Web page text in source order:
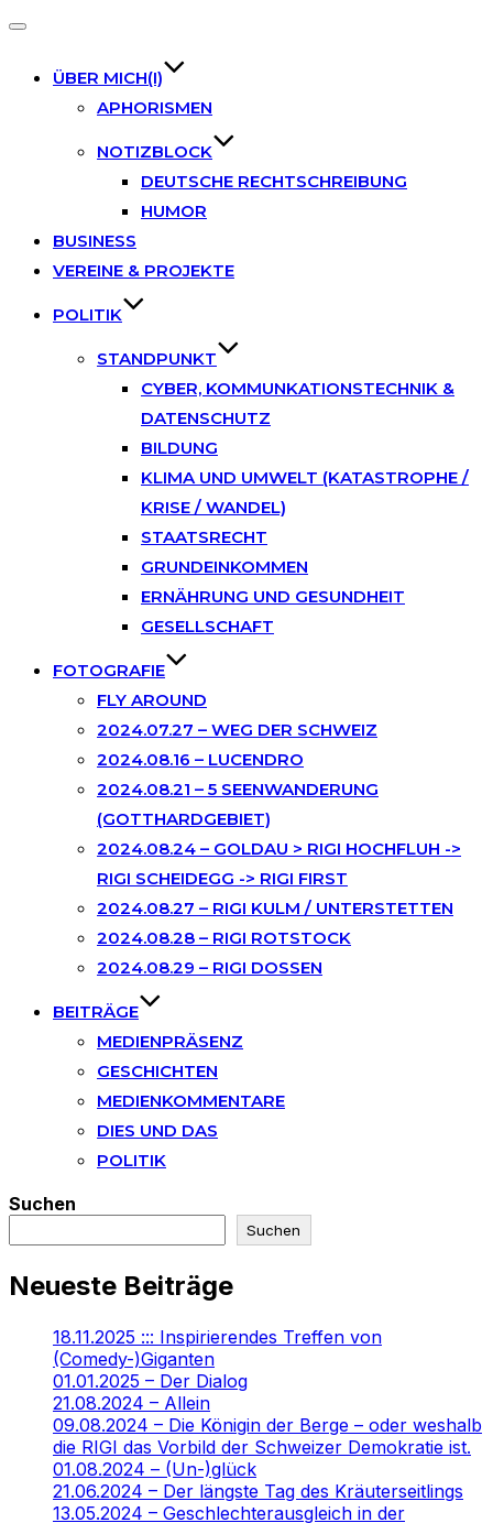
Toggle
ÜBER MICH(I)
APHORISMEN
NOTIZBLOCK
DEUTSCHE RECHTSCHREIBUNG
HUMOR
BUSINESS
VEREINE & PROJEKTE
POLITIK
STANDPUNKT
CYBER, KOMMUNKATIONSTECHNIK &
DATENSCHUTZ
BILDUNG
KLIMA UND UMWELT (KATASTROPHE /
KRISE / WANDEL)
STAATSRECHT
GRUNDEINKOMMEN
ERNÄHRUNG UND GESUNDHEIT
GESELLSCHAFT
FOTOGRAFIE
FLY AROUND
2024.07.27 – WEG DER SCHWEIZ
2024.08.16 – LUCENDRO
2024.08.21 – 5 SEENWANDERUNG
(GOTTHARDGEBIET)
2024.08.24 – GOLDAU > RIGI HOCHFLUH ->
RIGI SCHEIDEGG -> RIGI FIRST
2024.08.27 – RIGI KULM / UNTERSTETTEN
2024.08.28 – RIGI ROTSTOCK
2024.08.29 – RIGI DOSSEN
BEITRÄGE
MEDIENPRÄSENZ
GESCHICHTEN
MEDIENKOMMENTARE
DIES UND DAS
POLITIK
Suchen
Suchen
Neueste Beiträge
18.11.2025 ::: Inspirierendes Treffen von
(Comedy-)Giganten
01.01.2025 – Der Dialog
21.08.2024 – Allein
09.08.2024 – Die Königin der Berge – oder weshalb
die RIGI das Vorbild der Schweizer Demokratie ist.
01.08.2024 – (Un-)glück
21.06.2024 – Der längste Tag des Kräuterseitlings
13.05.2024 – Geschlechterausgleich in der